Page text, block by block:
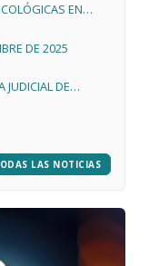
EN
DE 2025
JUDICIAL DE
LAS NOTICIAS